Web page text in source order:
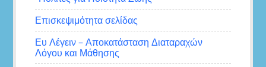
Επισκεψιμότητα σελίδας
Ευ Λέγειν – Αποκατάσταση Διαταραχών
Λόγου και Μάθησης